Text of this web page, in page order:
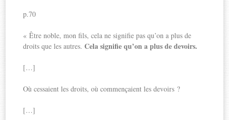
p.70
« Être noble, mon fils, cela ne signifie pas qu’on a plus de
droits que les autres.Cela signifie qu’on a plus de devoirs.
[…]
Où cessaient les droits, où commençaient les devoirs ?
[…]